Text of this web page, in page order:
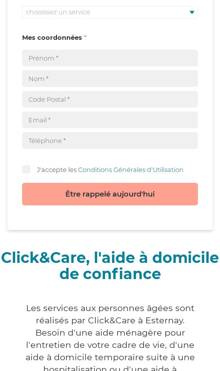
choisissez un service
Mes coordonnées
J'accepte lesConditions Générales d'Utilisation
Être rappelé aujourd'hui
Click&Care, l'aide à domicile
de confiance
Les services aux personnes âgées sont
réalisés par Click&Care à Esternay.
Besoin d'une aide ménagère pour
l'entretien de votre cadre de vie, d'une
aide à domicile temporaire suite à une